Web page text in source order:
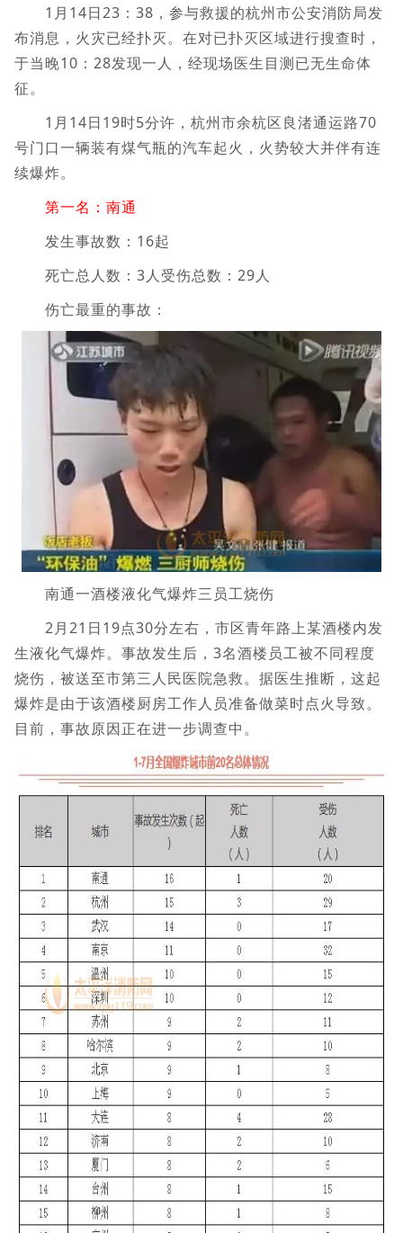
1月14日23：38，参与救援的杭州市公安消防局发
布消息，火灾已经扑灭。在对已扑灭区域进行搜查时，
于当晚10：28发现一人，经现场医生目测已无生命体
征。
1月14日19时5分许，杭州市余杭区良渚通运路70
号门口一辆装有煤气瓶的汽车起火，火势较大并伴有连
续爆炸。
第一名：南通
发生事故数：16起
死亡总人数：3人受伤总数：29人
伤亡最重的事故：
南通一酒楼液化气爆炸三员工烧伤
2月21日19点30分左右，市区青年路上某酒楼内发
生液化气爆炸。事故发生后，3名酒楼员工被不同程度
烧伤，被送至市第三人民医院急救。据医生推断，这起
爆炸是由于该酒楼厨房工作人员准备做菜时点火导致。
目前，事故原因正在进一步调查中。